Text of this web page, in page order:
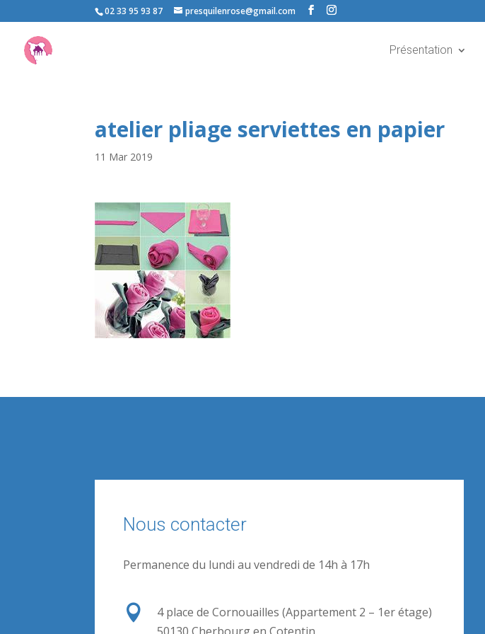
02 33 95 93 87 presquilenrose@gmail.com
Présentation
atelier pliage serviettes en papier
11 Mar 2019
Nous contacter
Permanence du lundi au vendredi de 14h à 17h

4 place de Cornouailles (Appartement 2 – 1er étage)